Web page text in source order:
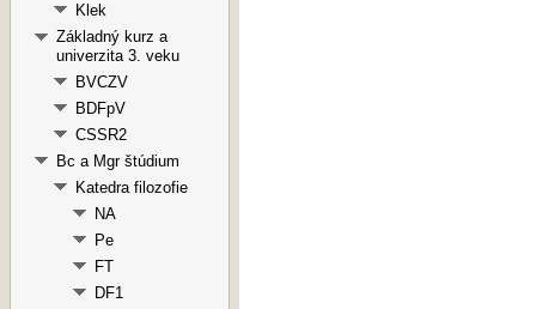
Klek
Základný kurz a
univerzita 3. veku
BVCZV
BDFpV
CSSR2
Bc a Mgr štúdium
Katedra filozofie
NA
Pe
FT
DF1